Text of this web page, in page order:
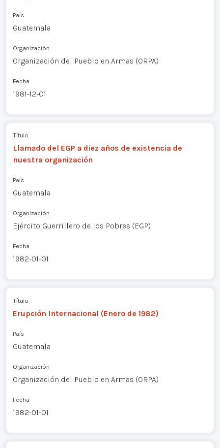
País
Guatemala
Organización
Organización del Pueblo en Armas (ORPA)
Fecha
1981-12-01
Título
Llamado del EGP a diez años de existencia de
nuestra organización
País
Guatemala
Organización
Ejército Guerrillero de los Pobres (EGP)
Fecha
1982-01-01
Título
Erupción Internacional (Enero de 1982)
País
Guatemala
Organización
Organización del Pueblo en Armas (ORPA)
Fecha
1982-01-01